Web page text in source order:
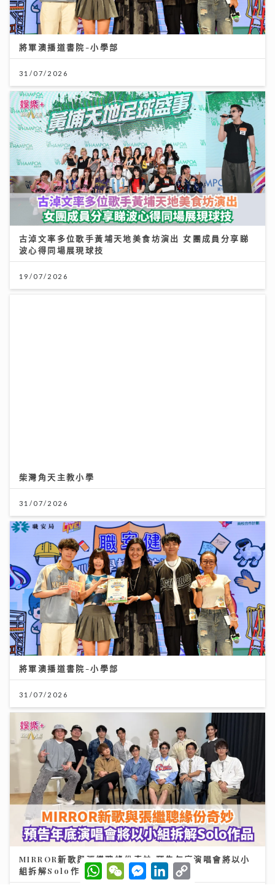
將軍澳播道書院-小學部
31/07/2026
古淖文率多位歌手黃埔天地美食坊演出 女團成員分享睇
波心得同場展現球技
19/07/2026
將軍澳播道書院-小學部
31/07/2026
MIRROR新歌與張繼聰緣份奇妙 預告年底演唱會將以小
組拆解Solo作品
W
h
W
e
M
e
L
C
p